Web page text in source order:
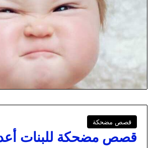
قصص مضحكة
قصص مضحكة للبنات